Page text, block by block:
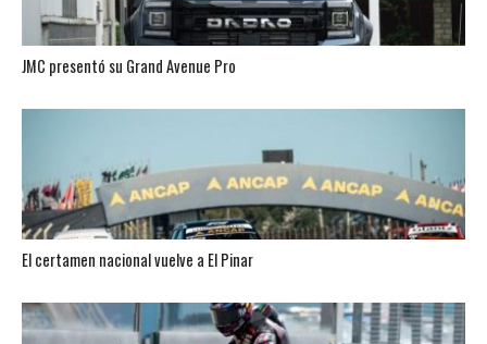
JMC presentó su Grand Avenue Pro
El certamen nacional vuelve a El Pinar